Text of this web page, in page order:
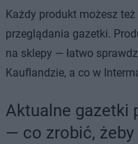
Każdy produkt możesz
przeglądania gazetki.
na sklepy — łatwo
Kauflandzie, a co w
Aktualne gazetki
— co zrobić, żeby